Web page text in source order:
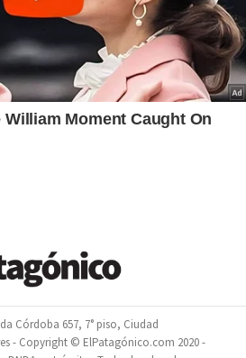
Córdoba 657, 7° piso, Ciudad
- Copyright © ElPatagónico.com 2020 -